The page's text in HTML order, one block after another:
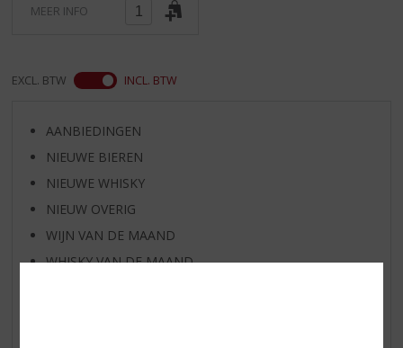
MEER INFO
EXCL. BTW INCL. BTW
AANBIEDINGEN
NIEUWE BIEREN
NIEUWE WHISKY
NIEUW OVERIG
WIJN VAN DE MAAND
WHISKY VAN DE MAAND